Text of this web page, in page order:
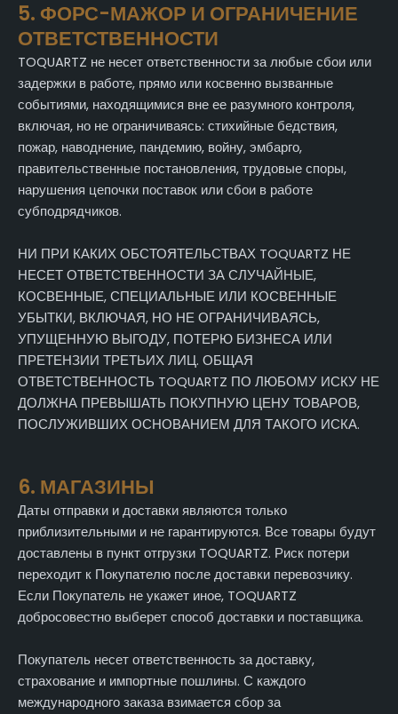
5. ФОРС-МАЖОР И ОГРАНИЧЕНИЕ
ОТВЕТСТВЕННОСТИ
TOQUARTZ не несет ответственности за любые сбои или
задержки в работе, прямо или косвенно вызванные
событиями, находящимися вне ее разумного контроля,
включая, но не ограничиваясь: стихийные бедствия,
пожар, наводнение, пандемию, войну, эмбарго,
правительственные постановления, трудовые споры,
нарушения цепочки поставок или сбои в работе
субподрядчиков.
НИ ПРИ КАКИХ ОБСТОЯТЕЛЬСТВАХ TOQUARTZ НЕ
НЕСЕТ ОТВЕТСТВЕННОСТИ ЗА СЛУЧАЙНЫЕ,
КОСВЕННЫЕ, СПЕЦИАЛЬНЫЕ ИЛИ КОСВЕННЫЕ
УБЫТКИ, ВКЛЮЧАЯ, НО НЕ ОГРАНИЧИВАЯСЬ,
УПУЩЕННУЮ ВЫГОДУ, ПОТЕРЮ БИЗНЕСА ИЛИ
ПРЕТЕНЗИИ ТРЕТЬИХ ЛИЦ. ОБЩАЯ
ОТВЕТСТВЕННОСТЬ TOQUARTZ ПО ЛЮБОМУ ИСКУ НЕ
ДОЛЖНА ПРЕВЫШАТЬ ПОКУПНУЮ ЦЕНУ ТОВАРОВ,
ПОСЛУЖИВШИХ ОСНОВАНИЕМ ДЛЯ ТАКОГО ИСКА.
6. МАГАЗИНЫ
Даты отправки и доставки являются только
приблизительными и не гарантируются. Все товары будут
доставлены в пункт отгрузки TOQUARTZ. Риск потери
переходит к Покупателю после доставки перевозчику.
Если Покупатель не укажет иное, TOQUARTZ
добросовестно выберет способ доставки и поставщика.
Покупатель несет ответственность за доставку,
страхование и импортные пошлины. С каждого
международного заказа взимается сбор за